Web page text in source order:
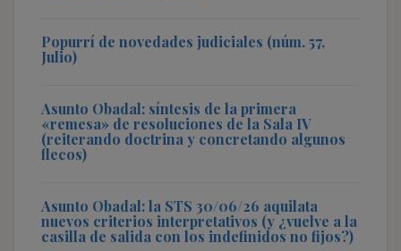
Popurrí de novedades judiciales (núm. 57,
Julio)
Asunto Obadal: síntesis de la primera
«remesa» de resoluciones de la Sala IV
(reiterando doctrina y concretando algunos
flecos)
Asunto Obadal: la STS 30/06/26 aquilata
nuevos criterios interpretativos (y ¿vuelve a la
casilla de salida con los indefinidos no fijos?)